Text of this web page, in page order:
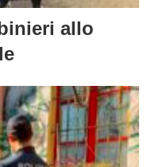
allo